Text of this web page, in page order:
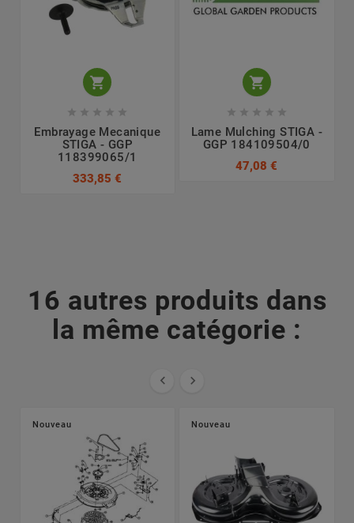

    
Embrayage Mecanique
STIGA - GGP
118399065/1
333,85 €

    
Lame Mulching STIGA -
GGP 184109504/0
47,08 €
16 autres produits dans
la même catégorie :
 
Nouveau Nouveau